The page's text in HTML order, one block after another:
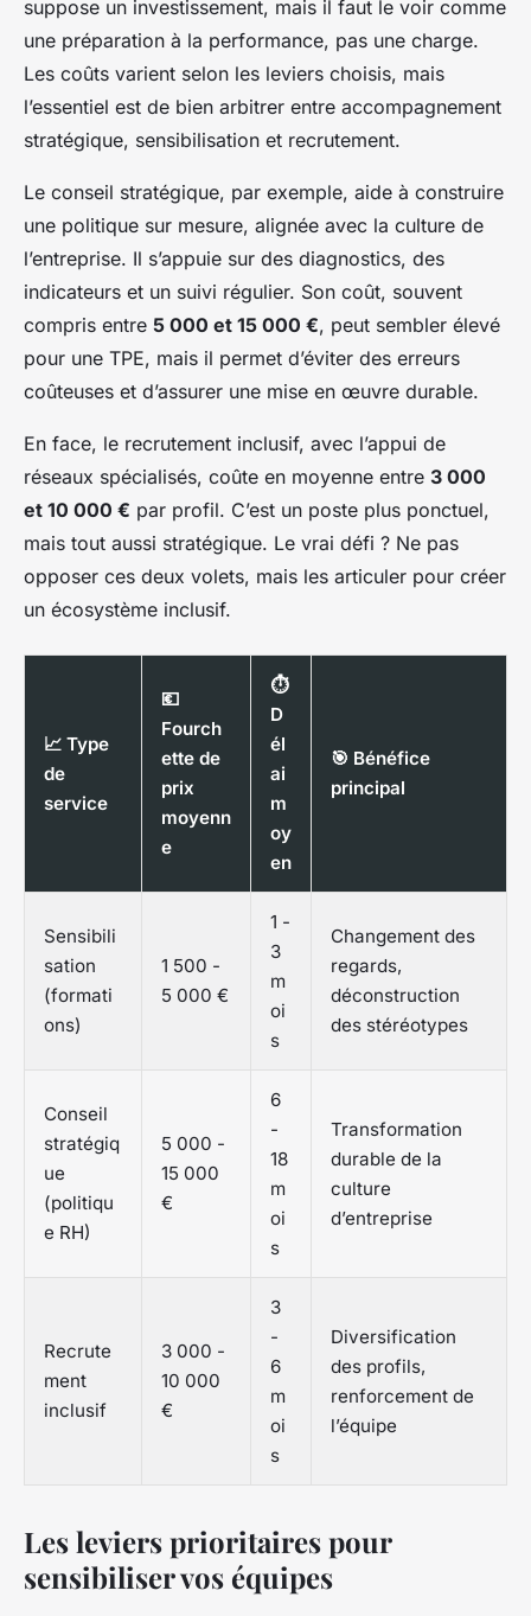
suppose un investissement, mais il faut le voir comme
une préparation à la performance, pas une charge.
Les coûts varient selon les leviers choisis, mais
l’essentiel est de bien arbitrer entre accompagnement
stratégique, sensibilisation et recrutement.
Le conseil stratégique, par exemple, aide à construire
une politique sur mesure, alignée avec la culture de
l’entreprise. Il s’appuie sur des diagnostics, des
indicateurs et un suivi régulier. Son coût, souvent
compris entre 5 000 et 15 000 €, peut sembler élevé
pour une TPE, mais il permet d’éviter des erreurs
coûteuses et d’assurer une mise en œuvre durable.
En face, le recrutement inclusif, avec l’appui de
réseaux spécialisés, coûte en moyenne entre 3 000
et 10 000 € par profil. C’est un poste plus ponctuel,
mais tout aussi stratégique. Le vrai défi ? Ne pas
opposer ces deux volets, mais les articuler pour créer
un écosystème inclusif.
📈 Type
de
service
💶
Fourch
ette de
prix
moyenn
e
⏱️
D
él
ai
m
oy
en
🎯 Bénéfice
principal
Sensibili
sation
(formati
ons)
1 500 -
5 000 €
1 -
3
m
oi
s
Changement des
regards,
déconstruction
des stéréotypes
Conseil
stratégiq
ue
(politiqu
e RH)
5 000 -
15 000
€
6
-
18
m
oi
s
Transformation
durable de la
culture
d’entreprise
Recrute
ment
inclusif
3 000 -
10 000
€
3
-
6
m
oi
s
Diversification
des profils,
renforcement de
l’équipe
Les leviers prioritaires pour
sensibiliser vos équipes